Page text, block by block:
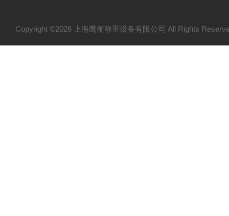
Copyright ©2026 上海鹰衡称重设备有限公司 All Rights